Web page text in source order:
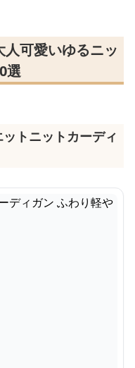
可愛いゆるニッ
選
トニットカーディ